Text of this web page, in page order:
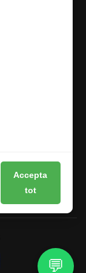
Accepta
tot
💬